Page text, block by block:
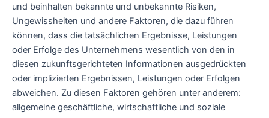
und beinhalten bekannte und unbekannte Risiken,
Ungewissheiten und andere Faktoren, die dazu führen
können, dass die tatsächlichen Ergebnisse, Leistungen
oder Erfolge des Unternehmens wesentlich von den in
diesen zukunftsgerichteten Informationen ausgedrückten
oder implizierten Ergebnissen, Leistungen oder Erfolgen
abweichen. Zu diesen Faktoren gehören unter anderem:
allgemeine geschäftliche, wirtschaftliche und soziale